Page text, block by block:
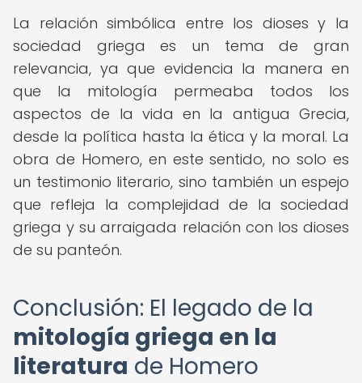
La relación simbólica entre los dioses y la
sociedad griega es un tema de gran
relevancia, ya que evidencia la manera en
que la mitología permeaba todos los
aspectos de la vida en la antigua Grecia,
desde la política hasta la ética y la moral. La
obra de Homero, en este sentido, no solo es
un testimonio literario, sino también un espejo
que refleja la complejidad de la sociedad
griega y su arraigada relación con los dioses
de su panteón.
Conclusión: El legado de la
mitología griega en la
literatura de Homero